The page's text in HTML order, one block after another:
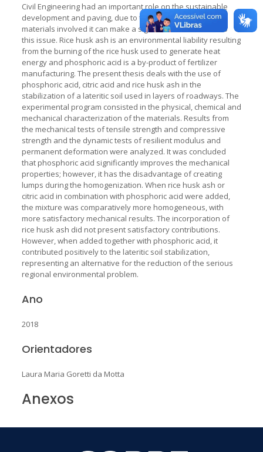
Civil Engineering had an important role on the sustainable
development and paving, due to the great amount of
materials involved it can make a significant contribution to
this issue. Rice husk ash is an environmental liability resulting
from the burning of the rice husk used to generate heat
energy and phosphoric acid is a by-product of fertilizer
manufacturing. The present thesis deals with the use of
phosphoric acid, citric acid and rice husk ash in the
stabilization of a lateritic soil used in layers of roadways. The
experimental program consisted in the physical, chemical and
mechanical characterization of the materials. Results from
the mechanical tests of tensile strength and compressive
strength and the dynamic tests of resilient modulus and
permanent deformation were analyzed. It was concluded
that phosphoric acid significantly improves the mechanical
properties; however, it has the disadvantage of creating
lumps during the homogenization. When rice husk ash or
citric acid in combination with phosphoric acid were added,
the mixture was comparatively more homogeneous, with
more satisfactory mechanical results. The incorporation of
rice husk ash did not present satisfactory contributions.
However, when added together with phosphoric acid, it
contributed positively to the lateritic soil stabilization,
representing an alternative for the reduction of the serious
regional environmental problem.
Ano
2018
Orientadores
Laura Maria Goretti da Motta
Anexos